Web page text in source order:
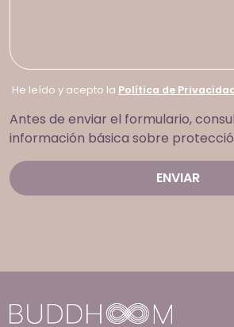
He leído y acepto la Política de
Antes de enviar el formulario,
información básica sobre